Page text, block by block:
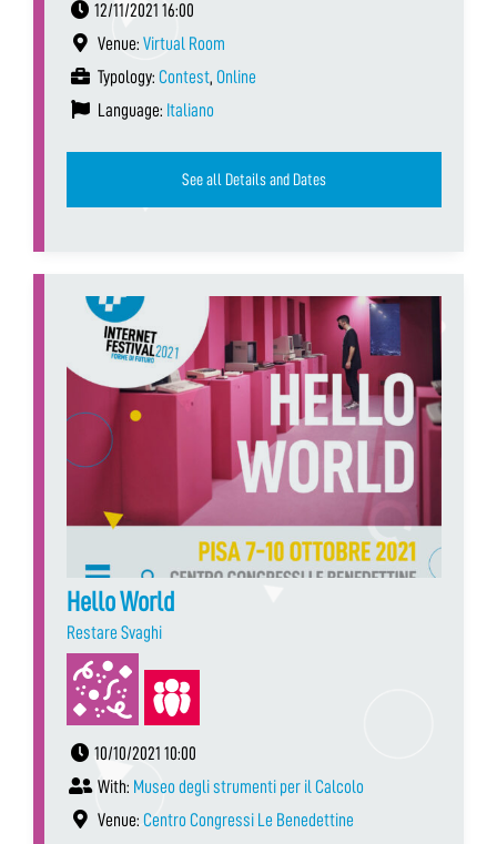
12/11/2021 16:00
Venue: Virtual Room
Typology: Contest, Online
Language: Italiano
See all Details and Dates
Hello World
Restare Svaghi
10/10/2021 10:00
With: Museo degli strumenti per il Calcolo
Venue: Centro Congressi Le Benedettine